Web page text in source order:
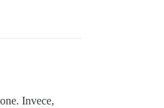
Invece,